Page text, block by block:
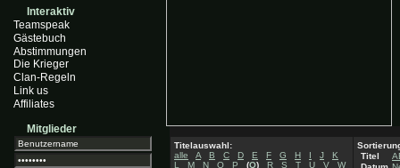
Interaktiv
Teamspeak
Gästebuch
Abstimmungen
Die Krieger
Clan-Regeln
Link us
Affiliates
Mitglieder
Titelauswahl:
alle
A B C D E F G H I J
K
L
M N O P (Q) R S T U V
W
Titel